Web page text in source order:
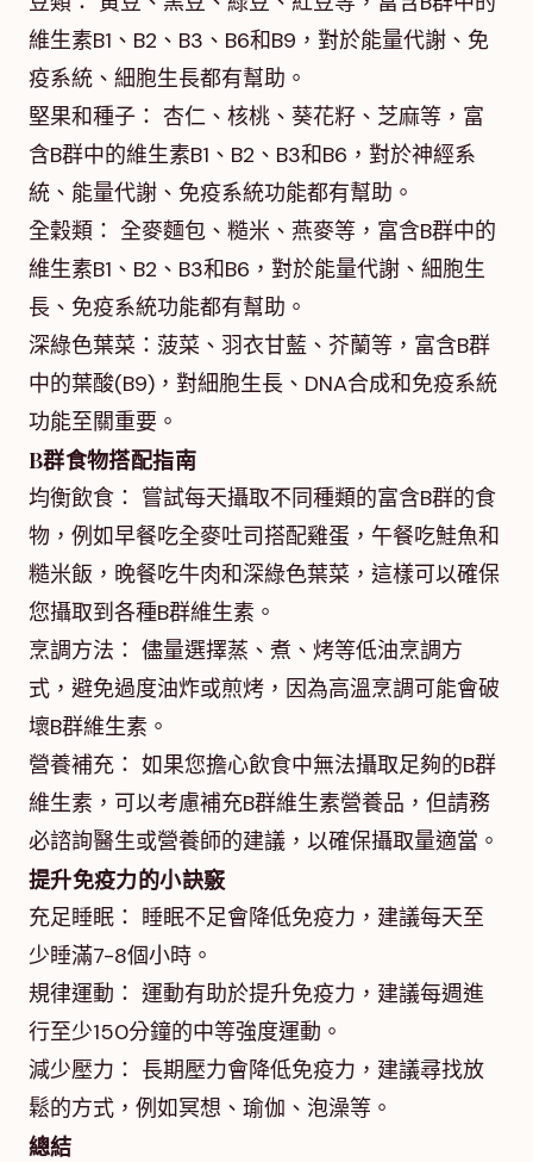
維生素B1、B2、B3、B6和B9，對於能量代謝、免
疫系統、細胞生長都有幫助。
堅果和種子： 杏仁、核桃、葵花籽、芝麻等，富
含B群中的維生素B1、B2、B3和B6，對於神經系
統、能量代謝、免疫系統功能都有幫助。
全穀類： 全麥麵包、糙米、燕麥等，富含B群中的
維生素B1、B2、B3和B6，對於能量代謝、細胞生
長、免疫系統功能都有幫助。
深綠色葉菜：菠菜、羽衣甘藍、芥蘭等，富含B群
中的葉酸(B9)，對細胞生長、DNA合成和免疫系統
功能至關重要。
B群食物搭配指南
均衡飲食： 嘗試每天攝取不同種類的富含B群的食
物，例如早餐吃全麥吐司搭配雞蛋，午餐吃鮭魚和
糙米飯，晚餐吃牛肉和深綠色葉菜，這樣可以確保
您攝取到各種B群維生素。
烹調方法： 儘量選擇蒸、煮、烤等低油烹調方
式，避免過度油炸或煎烤，因為高溫烹調可能會破
壞B群維生素。
營養補充： 如果您擔心飲食中無法攝取足夠的B群
維生素，可以考慮補充B群維生素營養品，但請務
必諮詢醫生或營養師的建議，以確保攝取量適當。
提升免疫力的小訣竅
充足睡眠： 睡眠不足會降低免疫力，建議每天至
少睡滿7-8個小時。
規律運動： 運動有助於提升免疫力，建議每週進
行至少150分鐘的中等強度運動。
減少壓力： 長期壓力會降低免疫力，建議尋找放
鬆的方式，例如冥想、瑜伽、泡澡等。
總結